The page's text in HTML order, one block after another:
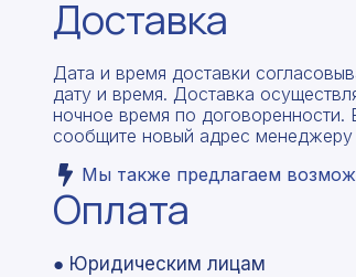
Доставка
Дата и время доставки
дату и время. Доставка
ночное время по
сообщите новый адрес менеджеру
Мы также предлагаем
Оплата
● Юридическим лицам